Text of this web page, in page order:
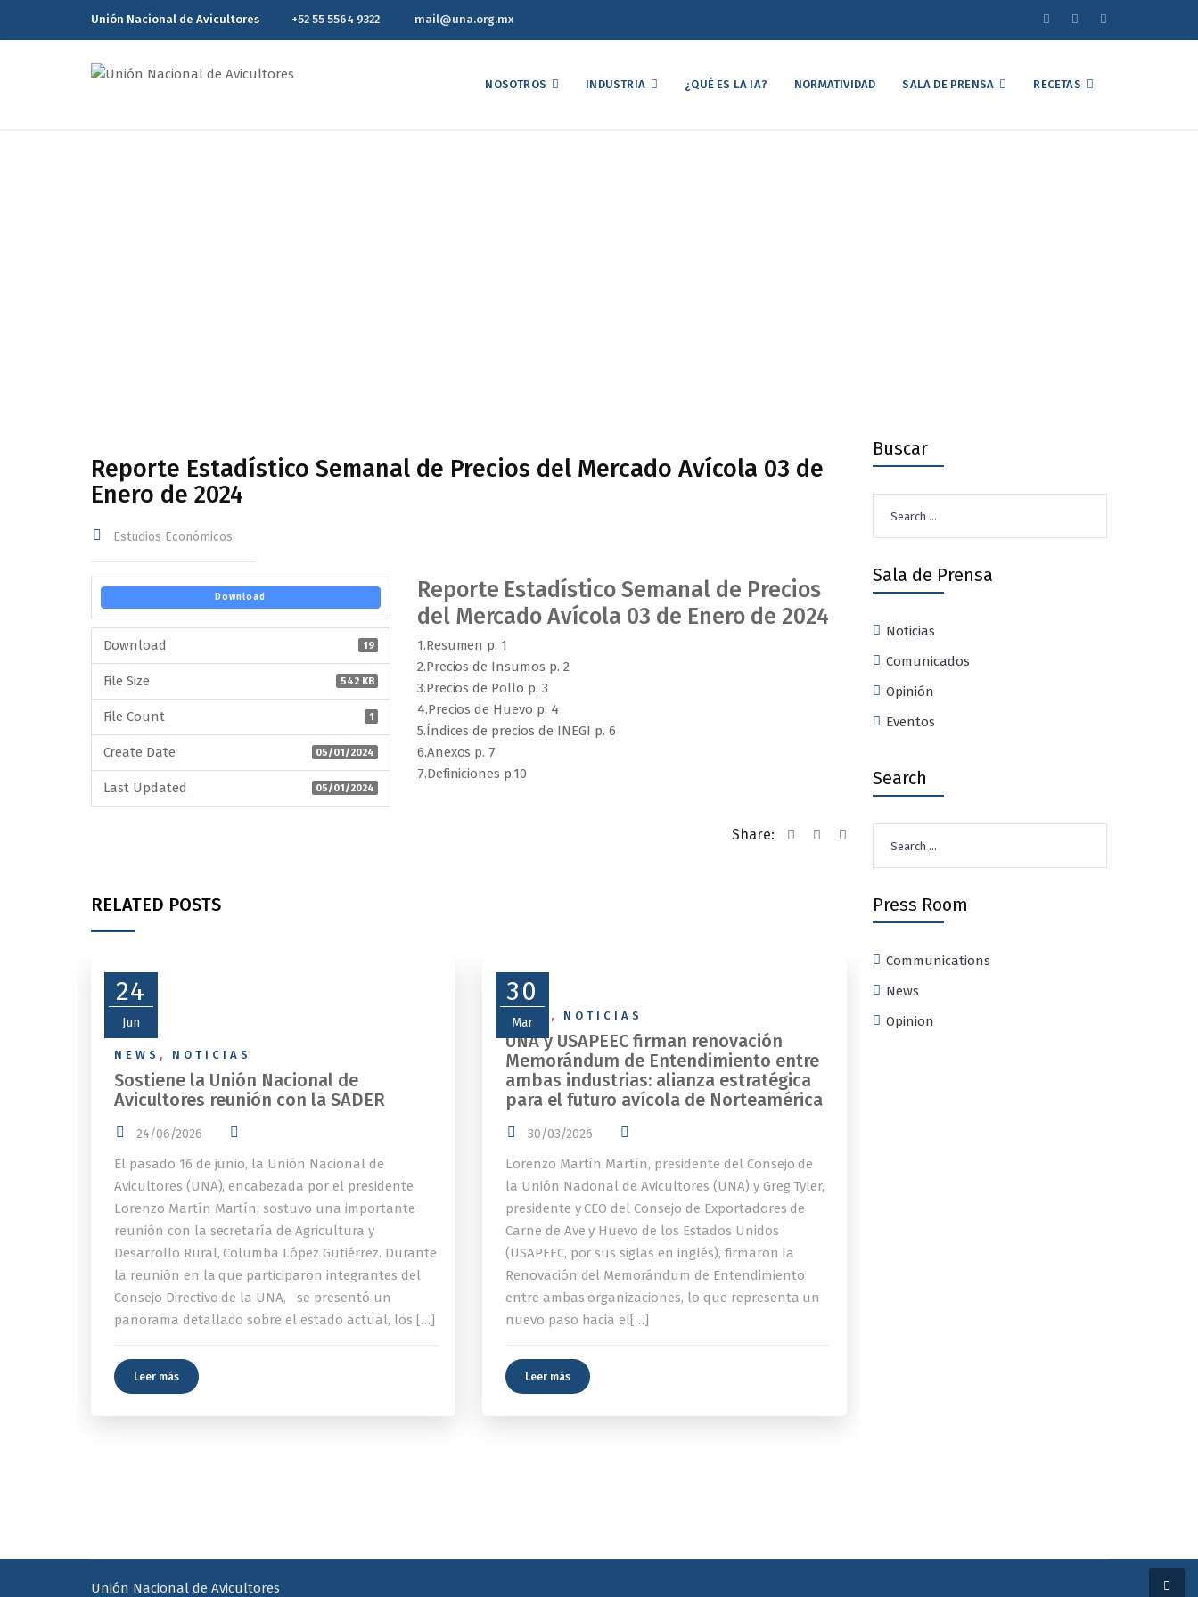
Unión Nacional de Avicultores +52 55 5564 9322 mail@una.org.mx
NOSOTROS INDUSTRIA ¿QUÉ ES LA IA? NORMATIVIDAD SALA DE PRENSA RECETAS
Reporte Estadístico Semanal de Precios del Mercado Avícola 03 de
Enero de 2024
Estudios Económicos
Download
Download 19
File Size 542 KB
File Count 1
Create Date 05/01/2024
Last Updated 05/01/2024
Reporte Estadístico Semanal de Precios
del Mercado Avícola 03 de Enero de 2024
1.Resumen p. 1
2.Precios de Insumos p. 2
3.Precios de Pollo p. 3
4.Precios de Huevo p. 4
5.Índices de precios de INEGI p. 6
6.Anexos p. 7
7.Definiciones p.10
Share:
RELATED POSTS
24
Jun
NEWS , NOTICIAS
Sostiene la Unión Nacional de
Avicultores reunión con la SADER
24/06/2026
El pasado 16 de junio, la Unión Nacional de
Avicultores (UNA), encabezada por el presidente
Lorenzo Martín Martín, sostuvo una importante
reunión con la secretaría de Agricultura y
Desarrollo Rural, Columba López Gutiérrez. Durante
la reunión en la que participaron integrantes del
Consejo Directivo de la UNA, se presentó un
panorama detallado sobre el estado actual, los […]
Leer más
30
Mar
NEWS , NOTICIAS
UNA y USAPEEC firman renovación
Memorándum de Entendimiento entre
ambas industrias: alianza estratégica
para el futuro avícola de Norteamérica
30/03/2026
Lorenzo Martín Martín, presidente del Consejo de
la Unión Nacional de Avicultores (UNA) y Greg Tyler,
presidente y CEO del Consejo de Exportadores de
Carne de Ave y Huevo de los Estados Unidos
(USAPEEC, por sus siglas en inglés), firmaron la
Renovación del Memorándum de Entendimiento
entre ambas organizaciones, lo que representa un
nuevo paso hacia el[…]
Leer más
Buscar
for:
Sala de Prensa
Noticias
Comunicados
Opinión
Eventos
Search
for:
Press Room
Communications
News
Opinion
Unión Nacional de Avicultores